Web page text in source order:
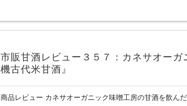
市販甘酒レビュー３５７：カネサオー
機古代米甘酒』
商品レビュー カネサオーガニック味噌工房の甘酒を飲ん